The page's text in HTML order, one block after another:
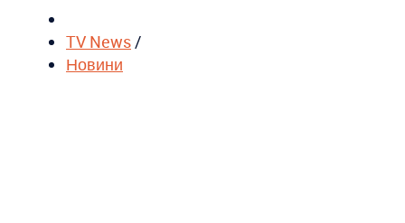
TV News/
Новини